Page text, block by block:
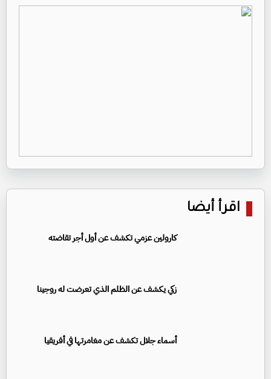
اقرأ أيضا
كارولين عزمي تكشف عن أول أجر تقاضته
زكي يكشف عن الظلم الذي تعرضت له روجينا
أسماء جلال تكشف عن مغامرتها في أفريقيا